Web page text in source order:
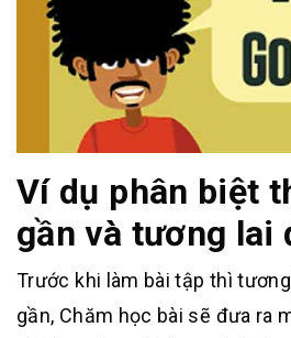
Ví dụ phân biệt
gần và tương lai
Trước khi làm bài tập thì
gần, Chăm học bài sẽ đưa ra